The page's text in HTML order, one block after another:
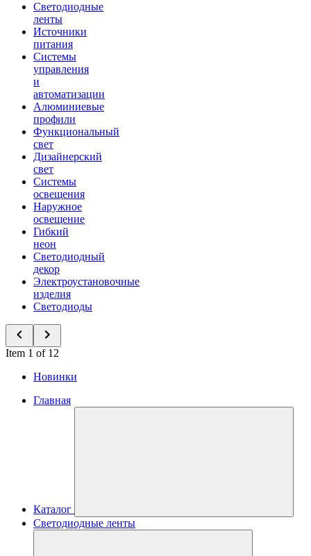
Светодиодные
ленты
Источники
питания
Системы
управления
и
автоматизации
Алюминиевые
профили
Функциональный
свет
Дизайнерский
свет
Системы
освещения
Наружное
освещение
Гибкий
неон
Светодиодный
декор
Электроустановочные
изделия
Светодиоды
Item 1 of 12
Новинки
Главная
Каталог
Светодиодные ленты